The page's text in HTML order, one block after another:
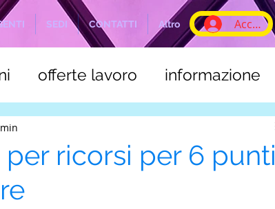
Accedi
SEDI CONTATTI Altro
offerte lavoro informazione
ricorsi per 6 punti